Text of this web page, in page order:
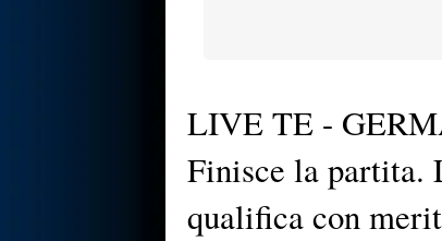
LIVE TE -
Finisce la partita.
qualifica con